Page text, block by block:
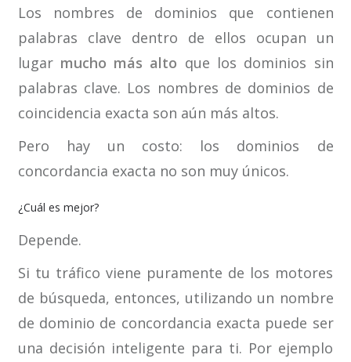
Los nombres de dominios que contienen
palabras clave dentro de ellos ocupan un
lugar mucho más alto que los dominios sin
palabras clave. Los nombres de dominios de
coincidencia exacta son aún más altos.
Pero hay un costo: los dominios de
concordancia exacta no son muy únicos.
¿Cuál es mejor?
Depende.
Si tu tráfico viene puramente de los motores
de búsqueda, entonces, utilizando un nombre
de dominio de concordancia exacta puede ser
una decisión inteligente para ti. Por ejemplo